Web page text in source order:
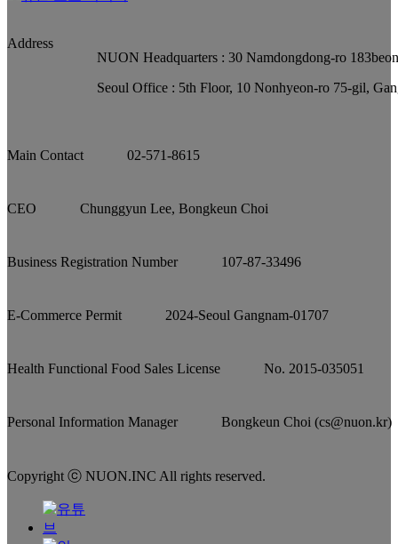
Address
NUON Headquarters : 30 Namdongdong-ro
Seoul Office : 5th Floor, 10 Nonhyeon-ro 75-gil,
Main Contact 02-571-8615
CEO Chunggyun Lee, Bongkeun Choi
Business Registration Number 107-87-33496
E-Commerce Permit 2024-Seoul Gangnam-01707
Health Functional Food Sales License No. 2015-035051
Personal Information Manager Bongkeun Choi (cs@nuon.kr)
Copyright ⓒ NUON.INC All rights reserved.